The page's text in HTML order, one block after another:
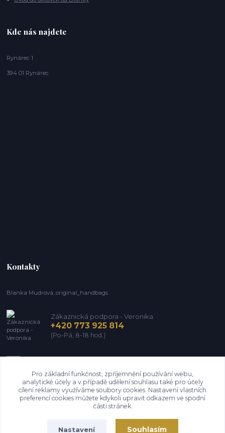
Kde nás najdete
Rynárec 1
394 01 Rynárec
Kontakty
Blanka Mudrová, original_handbags
Zákaznická podpora - Veronika
+420 773 925 814
(Po-Pá, 8-18 hod.)
Pro základní funkčnost, zpříjemnění používání webu,
analytické účely a v případě udělení souhlasu také pro účely
cílení reklamy využíváme soubory cookies. Nastavení vlastních
preferencí cookies můžete kdykoli upravit odkazem ve spodní
části stránek.
Nastavení Souhlasím